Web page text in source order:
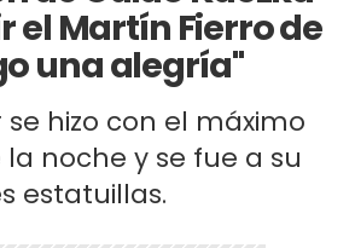
el Martín Fierro de
una alegría"
hizo con el máximo
noche y se fue a su
estatuillas.